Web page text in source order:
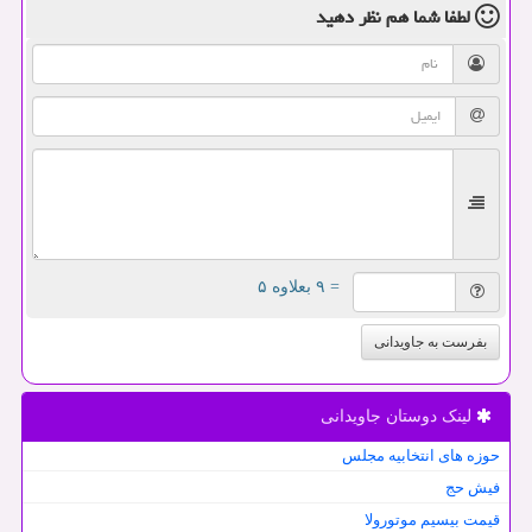
لطفا شما همنظر دهید
= ۹ بعلاوه ۵
بفرست به جاویدانی
لینک دوستان جاویدانی
حوزه های انتخابیه مجلس
فیش حج
قیمت بیسیم موتورولا